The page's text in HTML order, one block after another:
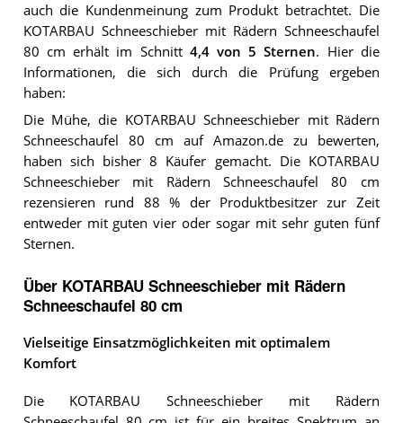
auch die Kundenmeinung zum Produkt betrachtet. Die
KOTARBAU Schneeschieber mit Rädern Schneeschaufel
80 cmerhält im Schnitt 4,4von 5 Sternen. Hier die
Informationen, die sich durch die Prüfung ergeben
haben:
Die Mühe, die KOTARBAU Schneeschieber mit Rädern
Schneeschaufel 80 cm auf Amazon.de zu bewerten,
haben sich bisher 8 Käufer gemacht. Die KOTARBAU
Schneeschieber mit Rädern Schneeschaufel 80 cm
rezensieren rund 88 % der Produktbesitzer zur Zeit
entweder mit guten vier oder sogar mit sehr guten fünf
Sternen.
Über KOTARBAU Schneeschieber mit Rädern
Schneeschaufel 80 cm
Vielseitige Einsatzmöglichkeiten mit optimalem
Komfort
Die KOTARBAU Schneeschieber mit Rädern